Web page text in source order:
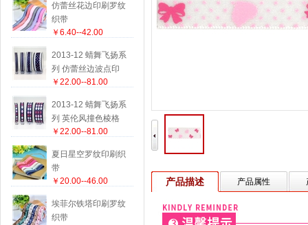
产品描述 产品属性
仿蕾丝花边印刷罗纹
织带
￥6.40--42.00
2013-12 蜻舞飞扬系
列 仿蕾丝边波点印
刷带
￥22.00--81.00
2013-12 蜻舞飞扬系
列 英伦风撞色棱格
织带
￥22.00--81.00
夏日星空罗纹印刷织
带
￥20.00--46.00
埃菲尔铁塔印刷罗纹
织带